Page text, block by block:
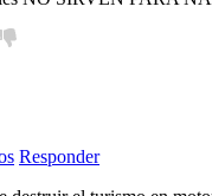
Responder